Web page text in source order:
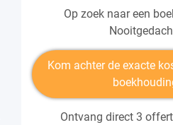
Op zoek naar een
Kom achter de exacte
Ontvang direct 3